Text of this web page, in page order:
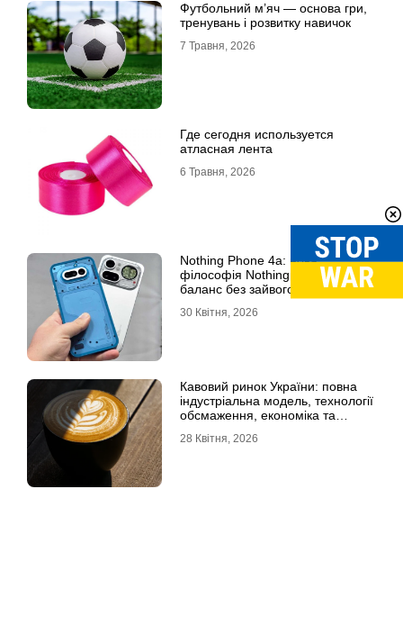
Футбольний м’яч — основа гри,
тренувань і розвитку навичок
7 Травня, 2026
Где сегодня используется
атласная лента
6 Травня, 2026
Nothing Phone 4a: нова
філософія Nothing Phone –
баланс без зайвого
30 Квітня, 2026
Кавовий ринок України: повна
індустріальна модель, технології
обсмаження, економіка та
28 Квітня, 2026